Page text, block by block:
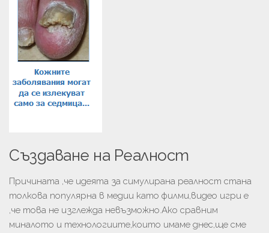
Създаване на Реалност
Причината ,че идеята за симулирана реалност стана
толкова популярна в медии като филми,видео игри е
,че това не изглежда невъзможно.Ако сравним
миналото и технологиите,които имаме днес,ще сме